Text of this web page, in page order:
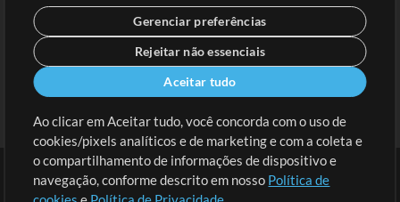
MT Conference
Gerenciar preferências
Rejeitar não essenciais
Aceitar tudo
Ao clicar em Aceitar tudo, você concorda com o uso de
cookies/pixels analíticos e de marketing e com a coleta e
o compartilhamento de informações de dispositivo e
navegação, conforme descrito em nosso Política de